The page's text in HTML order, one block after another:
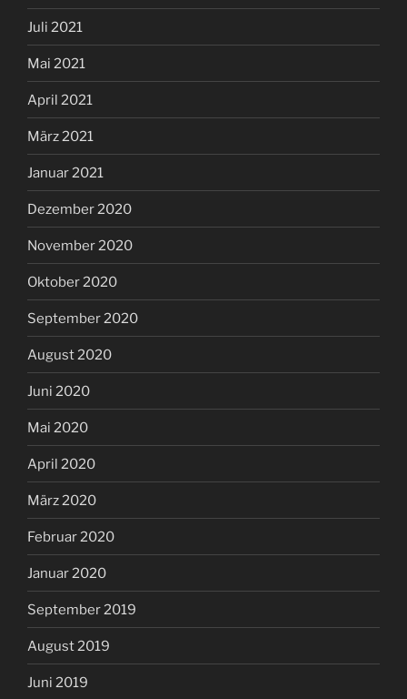
Juli 2021
Mai 2021
April 2021
März 2021
Januar 2021
Dezember 2020
November 2020
Oktober 2020
September 2020
August 2020
Juni 2020
Mai 2020
April 2020
März 2020
Februar 2020
Januar 2020
September 2019
August 2019
Juni 2019